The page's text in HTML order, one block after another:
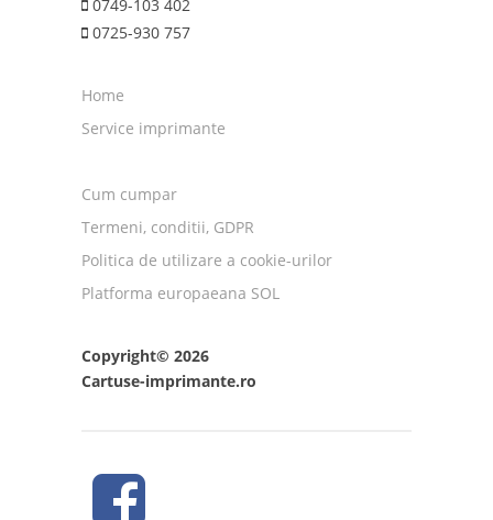
0749-103 402
0725-930 757
Home
Service imprimante
Cum cumpar
Termeni, conditii, GDPR
Politica de utilizare a cookie-urilor
Platforma europaeana SOL
Copyright© 2026
Cartuse-imprimante.ro